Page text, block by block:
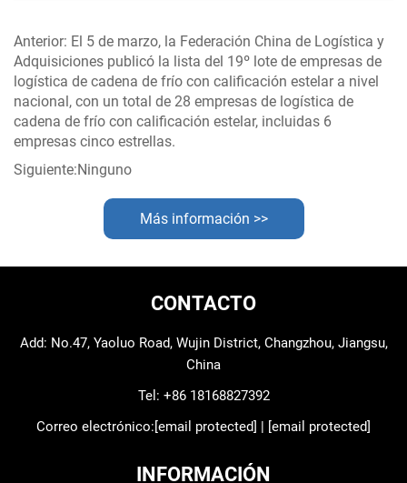
Anterior: El 5 de marzo, la Federación China de Logística y
Adquisiciones publicó la lista del 19º lote de empresas de
logística de cadena de frío con calificación estelar a nivel
nacional, con un total de 28 empresas de logística de
cadena de frío con calificación estelar, incluidas 6
empresas cinco estrellas.
Siguiente:Ninguno
Más información >>
CONTACTO
Add: No.47, Yaoluo Road, Wujin District, Changzhou, Jiangsu,
China
Tel: +86 18168827392
Correo electrónico: [email protected] [email protected]
INFORMACIÓN